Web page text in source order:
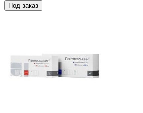
Под заказ